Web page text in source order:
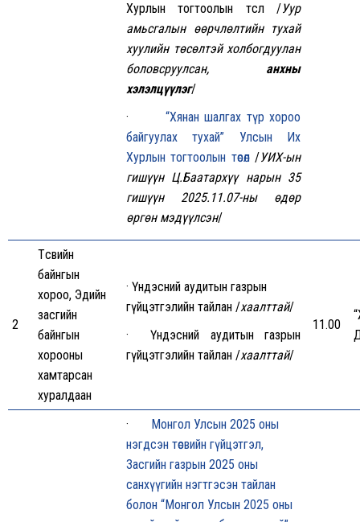
Хурлын тогтоолын төсөл /Уур
амьсгалын өөрчлөлтийн тухай
хуулийн төсөлтэй холбогдуулан
боловсруулсан, анхны
хэлэлцүүлэг/
· “Хянан шалгах түр хороо
байгуулах тухай” Улсын Их
Хурлын тогтоолын төсөл/УИХ-ын
гишүүн Ц.Баатархүү нарын 35
гишүүн 2025.11.07-ны өдөр
өргөн мэдүүлсэн/
2
Төсвийн
байнгын
хороо, Эдийн
засгийн
байнгын
хорооны
хамтарсан
хуралдаан
· Үндэсний аудитын газрын
гүйцэтгэлийн тайлан /хаалттай/
· Үндэсний аудитын газрын
гүйцэтгэлийн тайлан /хаалттай/
11.00
· Монгол Улсын 2025 оны
нэгдсэн төсвийн гүйцэтгэл,
Засгийн газрын 2025 оны
санхүүгийн нэгтгэсэн тайлан
болон “Монгол Улсын 2025 оны